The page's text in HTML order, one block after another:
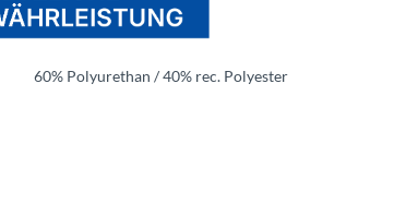
60% Polyurethan / 40% rec. Polyester